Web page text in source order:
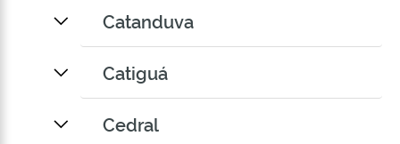
Catanduva
Catiguá
Cedral